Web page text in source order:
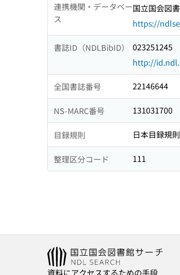
連携機関・データベー
ス
国立国会図
https://
書誌ID（NDLBibID）
023251245
http://
全国書誌番号 22146644
NS-MARC番号 131031700
目録規則 日本目録規
整理区分コード 111
資料にアクセスするための手段